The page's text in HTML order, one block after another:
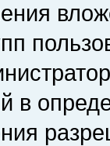
в